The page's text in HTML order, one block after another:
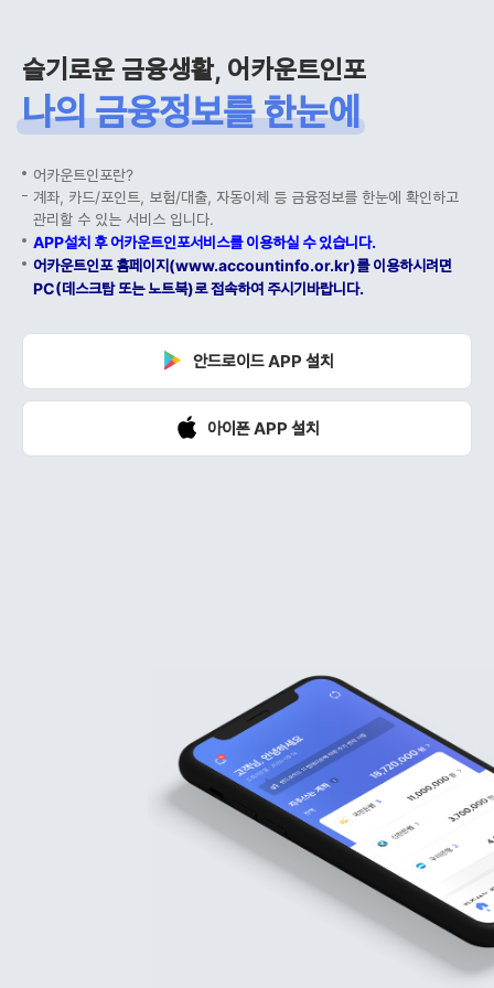
슬기로운 금융생활, 어카운트인포
나의 금융정보를 한눈에
어카운트인포란?
계좌, 카드/포인트, 보험/대출, 자동이체 등 금융정보를 한눈에 확인하고
관리할 수 있는 서비스 입니다.
APP설치 후 어카운트인포서비스를 이용하실 수 있습니다.
어카운트인포 홈페이지(www.accountinfo.or.kr)를 이용하시려면
PC(데스크탑 또는 노트북)로 접속하여 주시기바랍니다.
안드로이드 APP 설치
아이폰 APP 설치